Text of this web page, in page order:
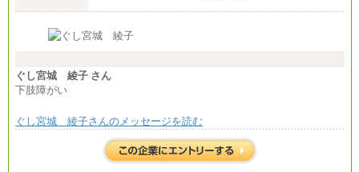
月給370,000円～
ます。
の各種手当を含む金額です）
ぐし宮城 綾子 さん
下肢障がい
ぐし宮城 綾子さんのメッセージを読む